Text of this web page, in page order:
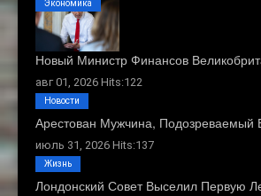
Новый Министр Финансов
авг 01, 2026 Hits:122
Экономика
Арестован Мужчина,
июль 31, 2026 Hits:137
Новости
Лондонский Совет Выселил Первую
Жизнь